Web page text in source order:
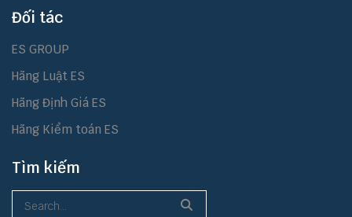
Đối tác
ES GROUP
Hãng Luật ES
Hãng Định Giá ES
Hãng Kiểm toán ES
Tìm kiếm